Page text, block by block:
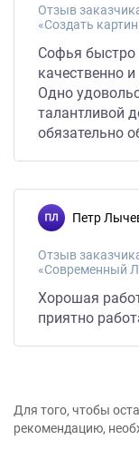
Отзыв
«Создать
Софья быстро
качественно
Одно
талантливой
обязательно
Петр
Отзыв
«Современный
Хорошая
приятно
Для того, чтобы
рекомендацию,